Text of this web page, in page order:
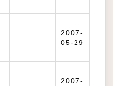
2007-
05-29
2007-